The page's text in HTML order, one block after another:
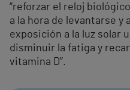
“reforzar el reloj
a la hora de levantarse y
exposición a la luz solar
disminuir la fatiga y
vitamina D”.